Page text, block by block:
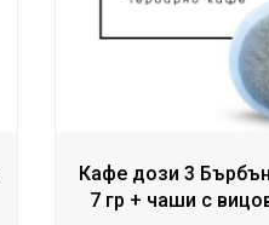
Кафе дози 3
7 гр + чаши с